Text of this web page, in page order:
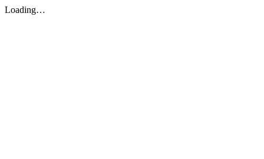
Loading…